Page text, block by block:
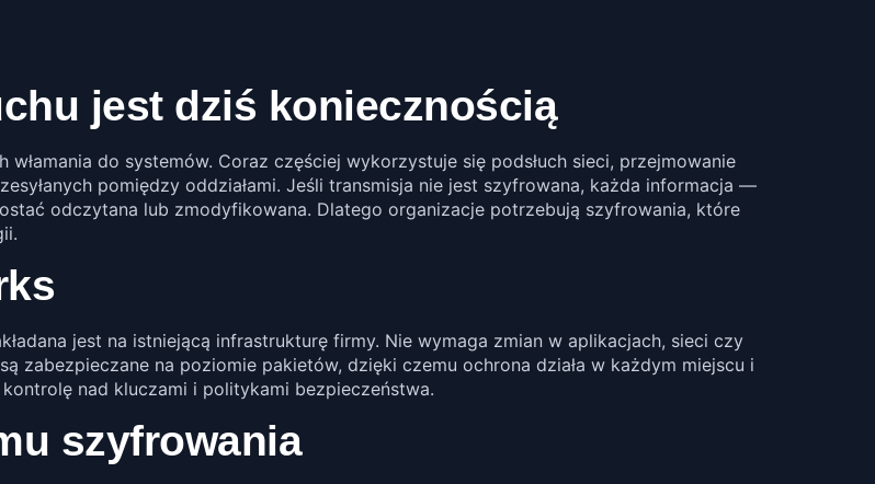
jest dziś koniecznością
włamania do systemów. Coraz częściej wykorzystuje się podsłuch sieci, przejmowanie
pomiędzy oddziałami. Jeśli transmisja nie jest szyfrowana, każda informacja —
odczytana lub zmodyfikowana. Dlatego organizacje potrzebują szyfrowania, które
jest na istniejącą infrastrukturę firmy. Nie wymaga zmian w aplikacjach, sieci czy
zabezpieczane na poziomie pakietów, dzięki czemu ochrona działa w każdym miejscu i
nad kluczami i politykami bezpieczeństwa.
szyfrowania